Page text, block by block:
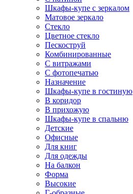
Шкафы-купе с зеркалом
Матовое зеркало
Стекло
Цветное стекло
Пескоструй
Комбинированные
С витражами
С фотопечатью
Назначение
Шкафы-купе в гостиную
В коридор
В прихожую
Шкафы-купе в спальню
Детские
Офисные
Для книг
Для одежды
На балкон
Форма
Высокие